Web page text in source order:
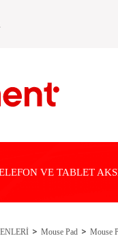
VE TABLET
Mouse Pad Mouse